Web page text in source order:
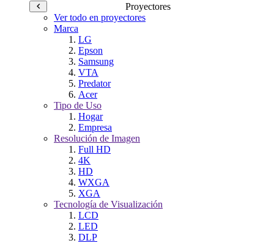
Proyectores
Ver todo en proyectores
Marca
LG
Epson
Samsung
VTA
Predator
Acer
Tipo de Uso
Hogar
Empresa
Resolución de Imagen
Full HD
4K
HD
WXGA
XGA
Tecnología de Visualización
LCD
LED
DLP